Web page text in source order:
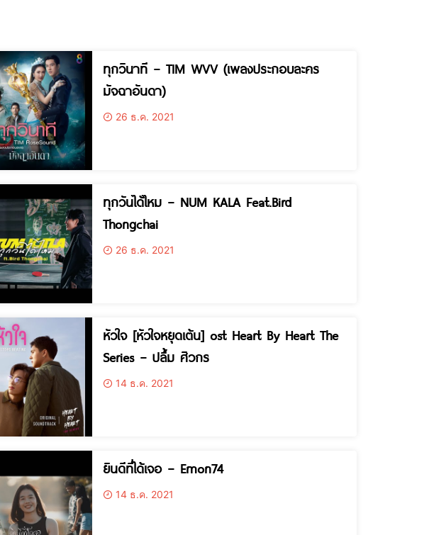
ทุกวินาที – TIM WVV (เพลงประกอบละคร
มัจฉาอันดา)
26 ธ.ค. 2021
ทุกวันได้ไหม – NUM KALA Feat.Bird
Thongchai
26 ธ.ค. 2021
หัวใจ [หัวใจหยุดเต้น] ost Heart By Heart The
Series – ปลื้ม ศิวกร
14 ธ.ค. 2021
ยินดีที่ได้เจอ – Emon74
14 ธ.ค. 2021